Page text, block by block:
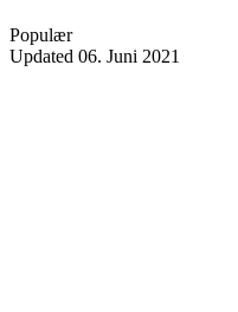
Populær
Updated 06. Juni 2021